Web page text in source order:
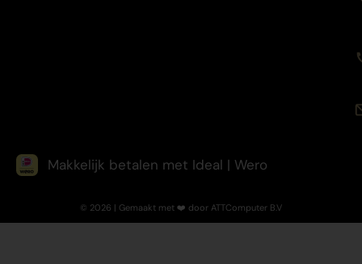
Makkelijk betalen met Ideal | Wero
© 2026 | Gemaakt met ❤️ door ATTComputer B.V